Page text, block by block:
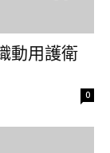
動用護衛
0